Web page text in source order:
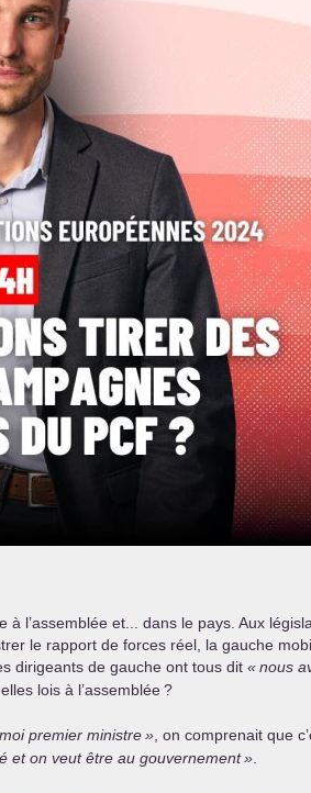
l’assemblée et... dans le pays. Aux
le rapport de forces réel, la gauche
dirigeants de gauche ont tous dit «nous
lois à l’assemblée?
premier ministre» , on comprenait que
et on veut être au gouvernement»